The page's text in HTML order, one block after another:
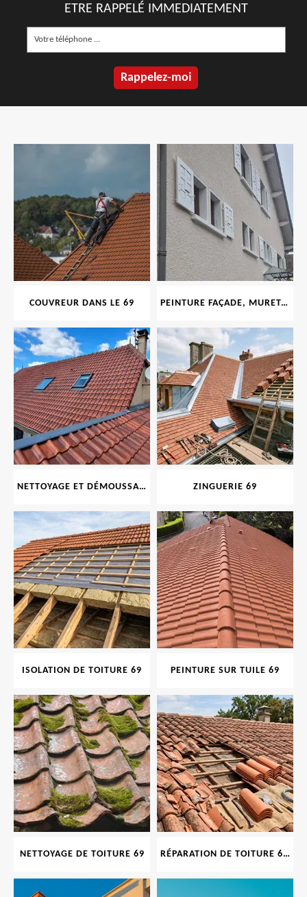
ETRE RAPPELÉ IMMEDIATEMENT
COUVREUR DANS LE 69 PEINTURE FAÇADE, MURET, TOITURE, BOISERIE, FERRONERIE, GOUTTIÈRE 69
NETTOYAGE ET DÉMOUSSAGE DE TOITURE ET FAÇADE 69 ZINGUERIE 69
ISOLATION DE TOITURE 69 PEINTURE SUR TUILE 69
NETTOYAGE DE TOITURE 69 RÉPARATION DE TOITURE 69 RHONE, TUILES CASSÉES OU ABIMÉES